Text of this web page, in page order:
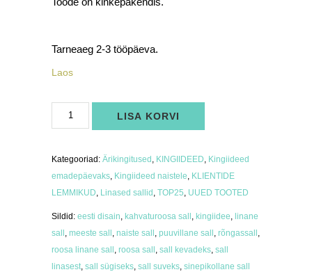
Tarneaeg 2-3 tööpäeva.
Laos
linane
sall
kogus
LISA KORVI
Kategooriad: Ärikingitused , KINGIIDEED, Kingiideed
emadepäevaks, Kingiideed naistele, KLIENTIDE
LEMMIKUD, Linased sallid , TOP25, UUED TOOTED
Sildid: eesti disain, kahvaturoosa sall , kingiidee, linane
sall , meeste sall , naiste sall , puuvillane sall , rõngassall ,
roosa linane sall , roosa sall , sall kevadeks, sall
linasest, sall sügiseks, sall suveks, sinepikollane sall